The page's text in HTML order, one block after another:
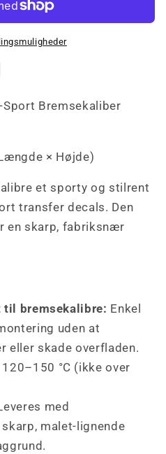
Sport Bremsekaliber
× Højde)
et sporty og stilrent
transfer decals. Den
en skarp, fabriksnær
til bremsekalibre: Enkel
uden at
eller skade overfladen.
120–150 °C (ikke over
med
malet-lignende